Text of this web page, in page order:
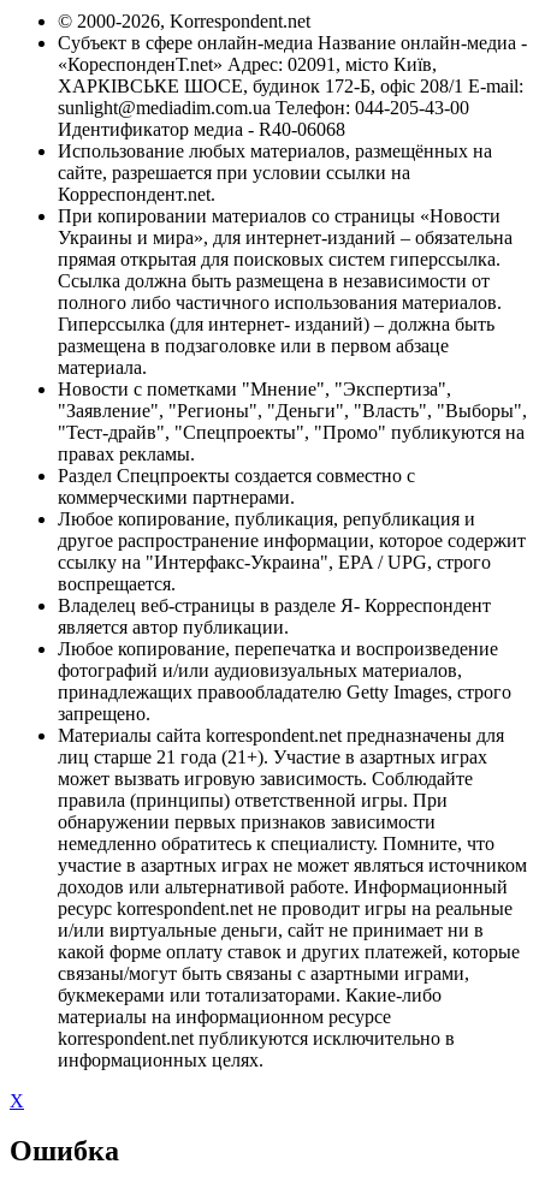
© 2000-2026, Korrespondent.net
Субъект в сфере онлайн-медиа Название онлайн-медиа -
«КореспонденТ.net» Адрес: 02091, місто Київ,
ХАРКІВСЬКЕ ШОСЕ, будинок 172-Б, офіс 208/1 E-mail:
sunlight@mediadim.com.ua Телефон: 044-205-43-00
Идентификатор медиа - R40-06068
Использование любых материалов, размещённых на
сайте, разрешается при условии ссылки на
Корреспондент.net.
При копировании материалов со страницы «Новости
Украины и мира», для интернет-изданий – обязательна
прямая открытая для поисковых систем гиперссылка.
Ссылка должна быть размещена в независимости от
полного либо частичного использования материалов.
Гиперссылка (для интернет- изданий) – должна быть
размещена в подзаголовке или в первом абзаце
материала.
Новости с пометками "Мнение", "Экспертиза",
"Заявление", "Регионы", "Деньги", "Власть", "Выборы",
"Тест-драйв", "Спецпроекты", "Промо" публикуются на
правах рекламы.
Раздел Спецпроекты создается совместно с
коммерческими партнерами.
Любое копирование, публикация, републикация и
другое распространение информации, которое содержит
ссылку на "Интерфакс-Украина", EPA / UPG, строго
воспрещается.
Владелец веб-страницы в разделе Я- Корреспондент
является автор публикации.
Любое копирование, перепечатка и воспроизведение
фотографий и/или аудиовизуальных материалов,
принадлежащих правообладателю Getty Images, строго
запрещено.
Материалы сайта korrespondent.net предназначены для
лиц старше 21 года (21+). Участие в азартных играх
может вызвать игровую зависимость. Соблюдайте
правила (принципы) ответственной игры. При
обнаружении первых признаков зависимости
немедленно обратитесь к специалисту. Помните, что
участие в азартных играх не может являться источником
доходов или альтернативой работе. Информационный
ресурс korrespondent.net не проводит игры на реальные
и/или виртуальные деньги, сайт не принимает ни в
какой форме оплату ставок и других платежей, которые
связаны/могут быть связаны с азартными играми,
букмекерами или тотализаторами. Какие-либо
материалы на информационном ресурсе
korrespondent.net публикуются исключительно в
информационных целях.
X
Ошибка